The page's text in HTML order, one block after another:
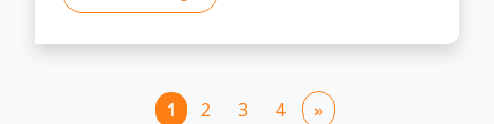
1 2 3 4 »